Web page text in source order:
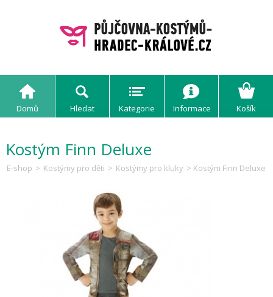
Domů Hledat Kategorie Informace Košík
Kostým Finn Deluxe
E-shop > Kostýmy pro děti > Kostýmy pro kluky > Kostým Finn Deluxe